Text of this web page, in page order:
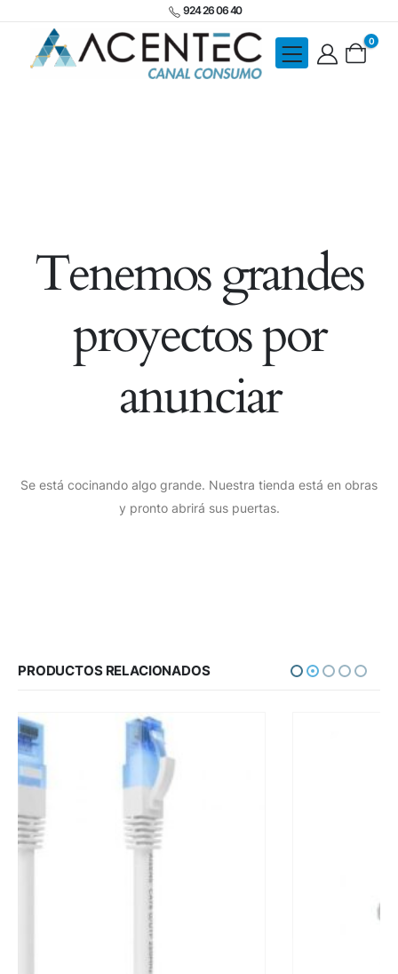
924 26 06 40
0
Tenemos grandes
proyectos por
anunciar
Se está cocinando algo grande. Nuestra tienda está en obras
y pronto abrirá sus puertas.
PRODUCTOS RELACIONADOS